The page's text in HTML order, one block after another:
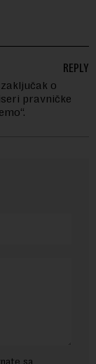
o
pravničke
REPLY
sa